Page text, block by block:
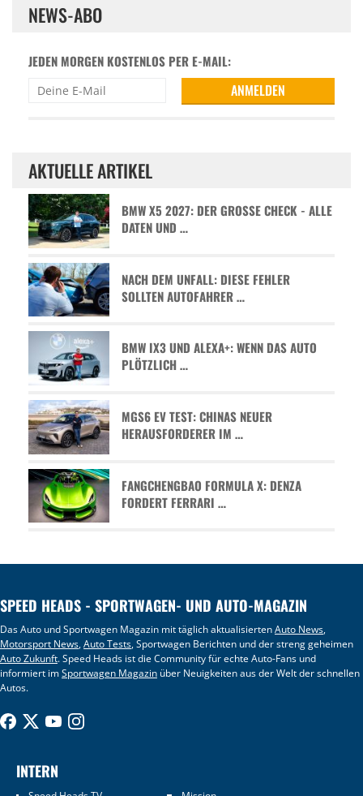
NEWS-ABO
JEDEN MORGEN KOSTENLOS PER E-MAIL:
AKTUELLE ARTIKEL
BMW X5 2027: DER GROSSE CHECK - ALLE D
ATEN UND …
NACH DEM UNFALL: DIESE FEHLER
SOLLTEN AUTOFAHRER …
BMW IX3 UND ALEXA+: WENN DAS AUTO
PLÖTZLICH …
MGS6 EV TEST: CHINAS NEUER
HERAUSFORDERER IM …
FANGCHENGBAO FORMULA X: DENZA
FORDERT FERRARI …
SPEED HEADS - SPORTWAGEN- UND AUTO-MAGAZIN
Das Auto und Sportwagen Magazin mit täglich aktualisiertenAuto News,
Motorsport News,Auto Tests, Sportwagen Berichten und der streng geheimen
Auto Zukunft. Speed Heads ist die Community für echte Auto-Fans und
informiert imSportwagen Magazin über Neuigkeiten aus der Welt der schnellen
Autos.
INTERN